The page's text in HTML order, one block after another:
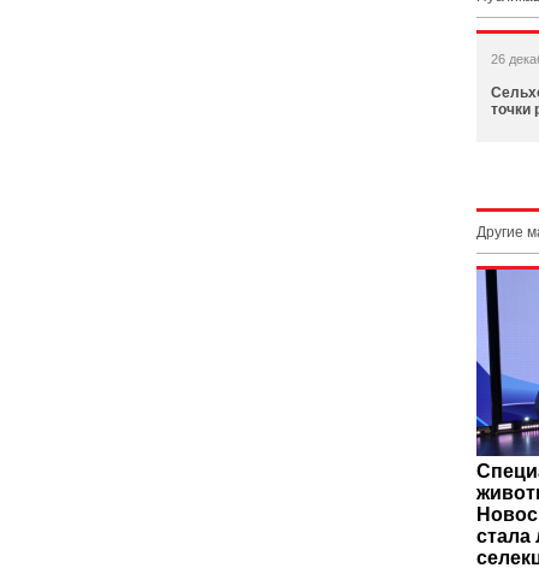
26
точки
Другие
стала